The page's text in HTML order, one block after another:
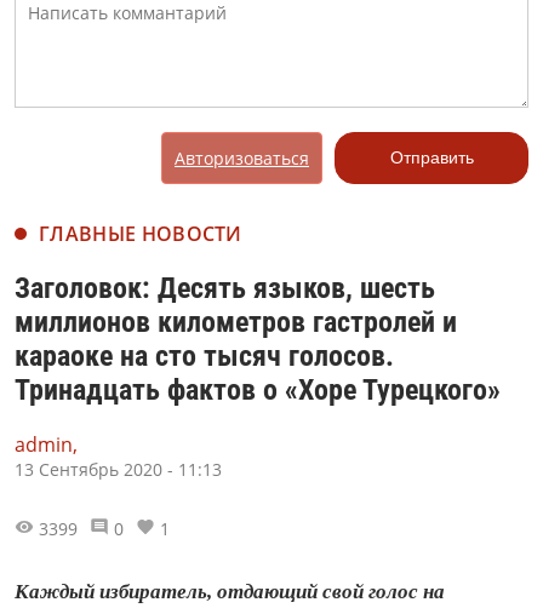
Авторизоваться Отправить
ГЛАВНЫЕ НОВОСТИ
Заголовок: Десять языков, шесть
миллионов километров гастролей и
караоке на сто тысяч голосов.
Тринадцать фактов о «Хоре Турецкого»
admin,
13 Сентябрь 2020 - 11:13
3399 0 1
Каждый избиратель, отдающий свой голос на